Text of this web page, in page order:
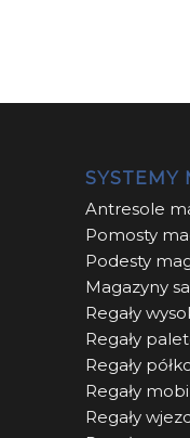
SYSTEMY
Antresole
Pomosty
Podesty
Magazyny
Regały
Regały
Regały
Regały
Regały